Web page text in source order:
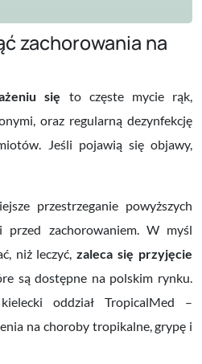
zachorowania na
się to częste mycie rąk,
oraz regularną dezynfekcję
Jeśli pojawią się objawy,
przestrzeganie powyższych
zachorowaniem. W myśl
niż leczyć,zaleca się przyjęcie
są dostępne na polskim rynku.
oddział TropicalMed –
na choroby tropikalne, grypę i